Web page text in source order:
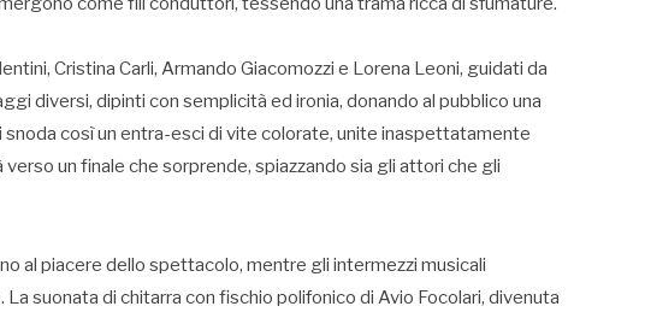
Cristina Carli, Armando Giacomozzi e Lorena Leoni, guidati da
diversi, dipinti con semplicità ed ironia, donando al pubblico una
così un entra-esci di vite colorate, unite inaspettatamente
un finale che sorprende, spiazzando sia gli attori che gli
al piacere dello spettacolo, mentre gli intermezzi musicali
La suonata di chitarra con fischio polifonico di Avio Focolari, divenuta